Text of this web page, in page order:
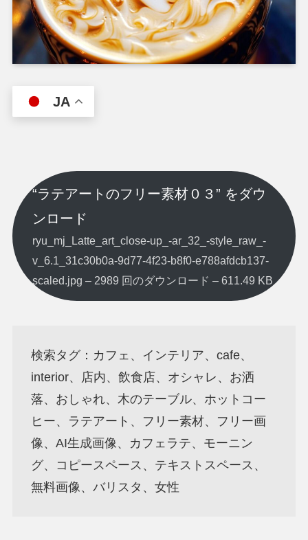
JA
“ラテアートのフリー素材０３” をダウ
ンロード
ryu_mj_Latte_art_close-up_-ar_32_-style_raw_-
v_6.1_31c30b0a-9d77-4f23-b8f0-e788afdcb137-
scaled.jpg – 2989 回のダウンロード – 611.49 KB
検索タグ：カフェ、インテリア、cafe、
interior、店内、飲食店、オシャレ、お洒
落、おしゃれ、木のテーブル、ホットコー
ヒー、ラテアート、フリー素材、フリー画
像、AI生成画像、カフェラテ、モーニン
グ、コピースペース、テキストスペース、
無料画像、バリスタ、女性